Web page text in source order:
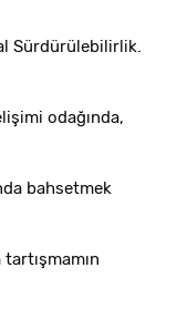
Sürdürülebilirlik.
odağında,
bahsetmek